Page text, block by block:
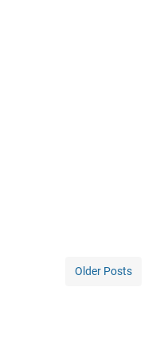
Older Posts